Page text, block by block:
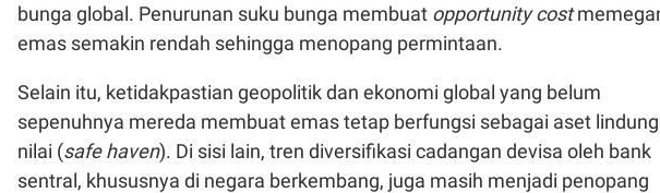
bunga global. Penurunan suku bunga membuat opportunity cost
emas semakin rendah sehingga menopang permintaan.
Selain itu, ketidakpastian geopolitik dan ekonomi global yang belum
sepenuhnya mereda membuat emas tetap berfungsi sebagai aset lindung
nilai (safe haven). Di sisi lain, tren diversifikasi cadangan devisa oleh bank
sentral, khususnya di negara berkembang, juga masih menjadi penopang